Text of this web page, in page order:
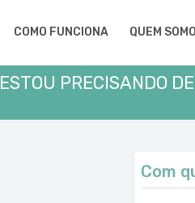
COMO FUNCIONA QUEM
ESTOU PRECISANDO
Com